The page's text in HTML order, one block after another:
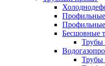
Бесшовные
Трубы
Трубы